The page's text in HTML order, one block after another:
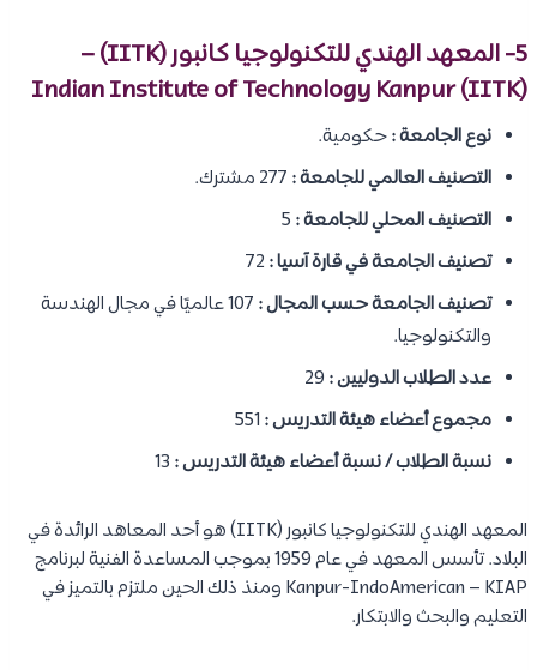
5- المعهد الهندي للتكنولوجيا كانبور (IITK) –
Indian Institute of Technology Kanpur (IITK)
نوع الجامعة :حكومية.
التصنيف العالمي للجامعة :
التصنيف المحلي للجامعة :
تصنيف الجامعة في قارة آسيا :
تصنيف الجامعة حسب المجال :
107 عالميًا في مجال الهندسة
والتكنولوجيا.
عدد الطلاب الدوليين :
مجموع أعضاء هيئة التدريس :
نسبة الطلاب / نسبة أعضاء هيئة التدريس :
المعهد الهندي للتكنولوجيا كانبور (IITK) هو أحد المعاهد الرائدة في
البلاد. تأسس المعهد في عام 1959 بموجب المساعدة الفنية لبرنامج
Kanpur-IndoAmerican – KIAP ومنذ ذلك الحين ملتزم بالتميز في
التعليم والبحث والابتكار.